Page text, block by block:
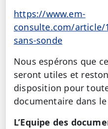
https://www.em-
consulte.com/article/
sans-sonde
Nous espérons que
seront utiles et
disposition pour
documentaire dans
L’Equipe des